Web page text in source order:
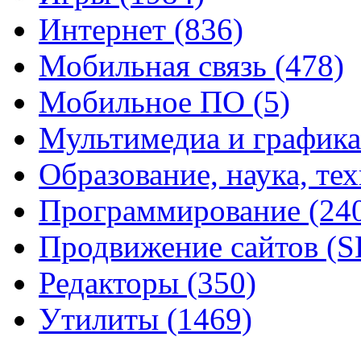
Интернет (836)
Мобильная связь (478)
Мобильное ПО (5)
Мультимедиа и
Образование, наука,
Программирование
Продвижение сайтов
Редакторы (350)
Утилиты (1469)